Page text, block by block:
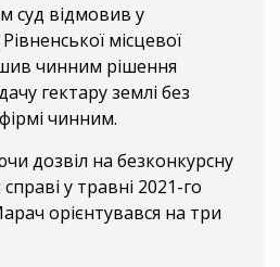
суд відмовив у
місцевої
чинним рішення
гектару землі без
чинним.
дозвіл на безконкурсну
у травні 2021-го
орієнтувався на три